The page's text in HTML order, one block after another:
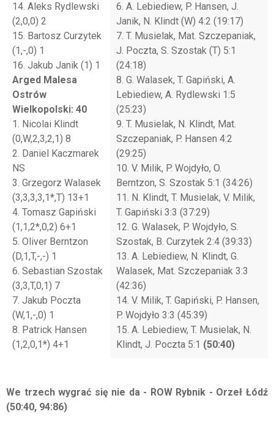
14. Aleks Rydlewski
(2,0,0) 2
15. Bartosz Curzytek
(1,-,0) 1
16. Jakub Janik (1) 1
Arged Malesa
Ostrów
Wielkopolski: 40
1. Nicolai Klindt
(0,W,2,3,2,1) 8
2. Daniel Kaczmarek
NS
3. Grzegorz Walasek
(3,3,3,3,1*,T) 13+1
4. Tomasz Gapiński
(1,1,2*,0,2) 6+1
5. Oliver Berntzon
(D,1,T,-,-) 1
6. Sebastian Szostak
(3,3,T,0,1) 7
7. Jakub Poczta
(W,1,-,0) 1
8. Patrick Hansen
(1,2,0,1*) 4+1
6. A. Lebiediew, P. Hansen, J.
Janik, N. Klindt (W) 4:2 (19:17)
7. T. Musielak, Mat. Szczepaniak,
J. Poczta, S. Szostak (T) 5:1
(24:18)
8. G. Walasek, T. Gapiński, A.
Lebiediew, A. Rydlewski 1:5
(25:23)
9. T. Musielak, N. Klindt, Mat.
Szczepaniak, P. Hansen 4:2
(29:25)
10. V. Milik, P. Wojdyło, O.
Berntzon, S. Szostak 5:1 (34:26)
11. N. Klindt, T. Musielak, V. Milik,
T. Gapiński 3:3 (37:29)
12. G. Walasek, P. Wojdyło, S.
Szostak, B. Curzytek 2:4 (39:33)
13. A. Lebiediew, N. Klindt, G.
Walasek, Mat. Szczepaniak 3:3
(42:36)
14. V. Milik, T. Gapiński, P. Hansen,
P. Wojdyło 3:3 (45:39)
15. A. Lebiediew, T. Musielak, N.
Klindt, J. Poczta 5:1 (50:40)
We trzech wygrać się nie da - ROW Rybnik - Orzeł Łódź
(50:40, 94:86)